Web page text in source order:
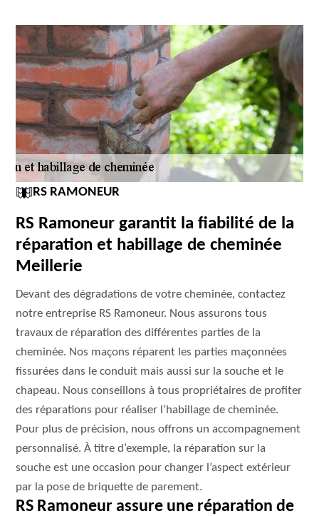
RS RAMONEUR
RS Ramoneur garantit la fiabilité de la
réparation et habillage de cheminée
Meillerie
Devant des dégradations de votre cheminée, contactez
notre entreprise RS Ramoneur. Nous assurons tous
travaux de réparation des différentes parties de la
cheminée. Nos maçons réparent les parties maçonnées
fissurées dans le conduit mais aussi sur la souche et le
chapeau. Nous conseillons à tous propriétaires de profiter
des réparations pour réaliser l’habillage de cheminée.
Pour plus de précision, nous offrons un accompagnement
personnalisé. À titre d’exemple, la réparation sur la
souche est une occasion pour changer l’aspect extérieur
par la pose de briquette de parement.
RS Ramoneur assure une réparation de